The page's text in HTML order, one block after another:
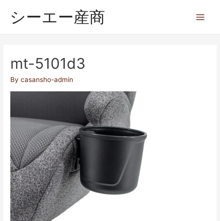
シーエー産商
mt-5101d3
Bycasansho-admin